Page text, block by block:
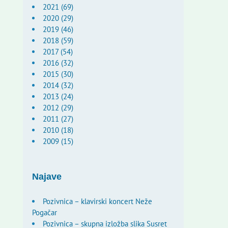
2021 (69)
2020 (29)
2019 (46)
2018 (59)
2017 (54)
2016 (32)
2015 (30)
2014 (32)
2013 (24)
2012 (29)
2011 (27)
2010 (18)
2009 (15)
Najave
Pozivnica – klavirski koncert Neže
Pogačar
Pozivnica – skupna izložba slika Susret